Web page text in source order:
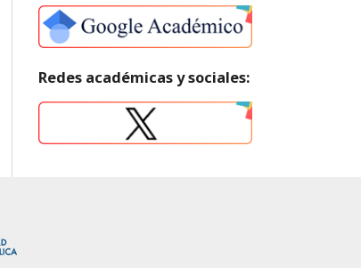
Redes académicas y sociales: